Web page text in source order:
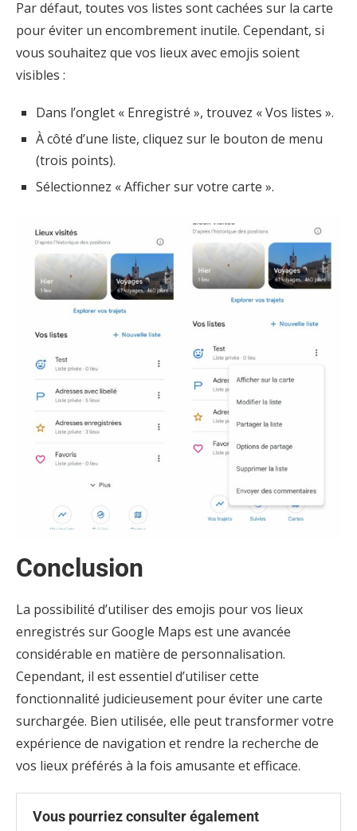
Par défaut, toutes vos listes sont cachées sur la carte
pour éviter un encombrement inutile. Cependant, si
vous souhaitez que vos lieux avec emojis soient
visibles :
Dans l’onglet « Enregistré », trouvez « Vos listes ».
À côté d’une liste, cliquez sur le bouton de menu
(trois points).
Sélectionnez « Afficher sur votre carte ».
Conclusion
La possibilité d’utiliser des emojis pour vos lieux
enregistrés sur Google Maps est une avancée
considérable en matière de personnalisation.
Cependant, il est essentiel d’utiliser cette
fonctionnalité judicieusement pour éviter une carte
surchargée. Bien utilisée, elle peut transformer votre
expérience de navigation et rendre la recherche de
vos lieux préférés à la fois amusante et efficace.
Vous pourriez consulter également